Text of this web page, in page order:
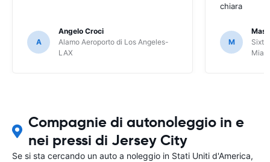
A
Angelo Croci
Alamo Aeroporto di Los Angeles-
LAX
chiara
M
Sixt
Compagnie di autonoleggio in e
nei pressi di Jersey City
Se si sta cercando un auto a noleggio in Stati Uniti d'America,